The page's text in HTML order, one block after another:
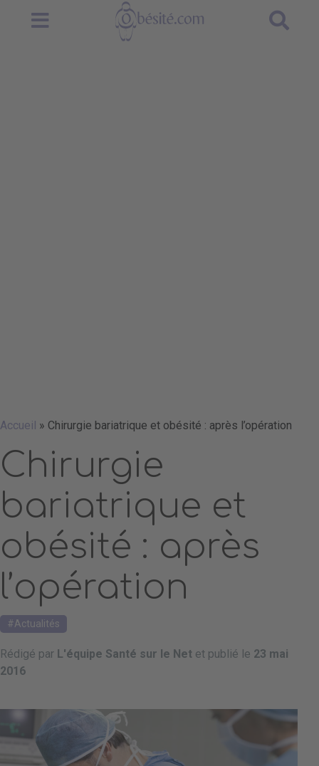
Accueil » Chirurgie bariatrique et obésité : après l’opération
Chirurgie
bariatrique et
obésité : après
l’opération
Actualités
Rédigé par L'équipe Santé sur le Net et publié le 23 mai
2016